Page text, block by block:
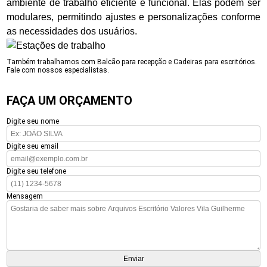
ambiente de trabalho eficiente e funcional. Elas podem ser
modulares, permitindo ajustes e personalizações conforme
as necessidades dos usuários.
Também trabalhamos com Balcão para recepção e Cadeiras para escritórios.
Fale com nossos especialistas.
FAÇA UM ORÇAMENTO
Digite seu nome
Digite seu email
Digite seu telefone
Mensagem